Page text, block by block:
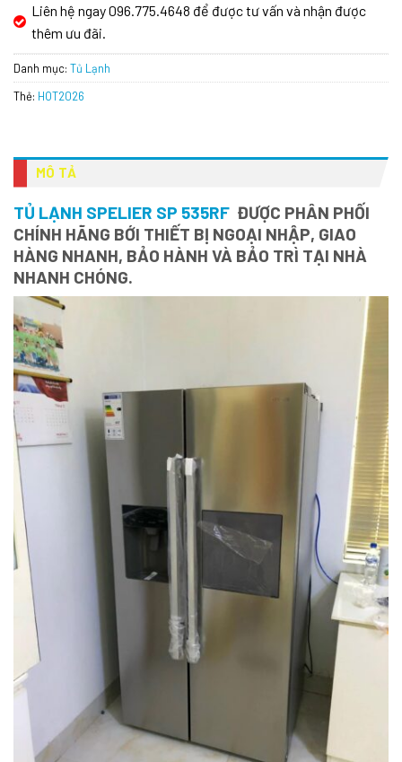
Liên hệ ngay 096.775.4648 để được tư vấn và nhận được
thêm ưu đãi.
Danh mục: Tủ Lạnh
Thẻ: HOT2026
MÔ TẢ
TỦ LẠNH SPELIER SP 535RF ĐƯỢC PHÂN PHỐI
CHÍNH HÃNG BỚI THIẾT BỊ NGOẠI NHẬP, GIAO
HÀNG NHANH, BẢO HÀNH VÀ BẢO TRÌ TẠI NHÀ
NHANH CHÓNG.